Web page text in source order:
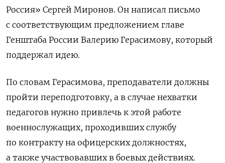
Россия» Сергей Миронов. Он написал письмо
с соответствующим предложением главе
Генштаба России Валерию Герасимову, который
поддержал идею.
По словам Герасимова, преподаватели должны
пройти переподготовку, а в случае нехватки
педагогов нужно привлечь к этой работе
военнослужащих, проходивших службу
по контракту на офицерских должностях,
а также участвовавших в боевых действиях.